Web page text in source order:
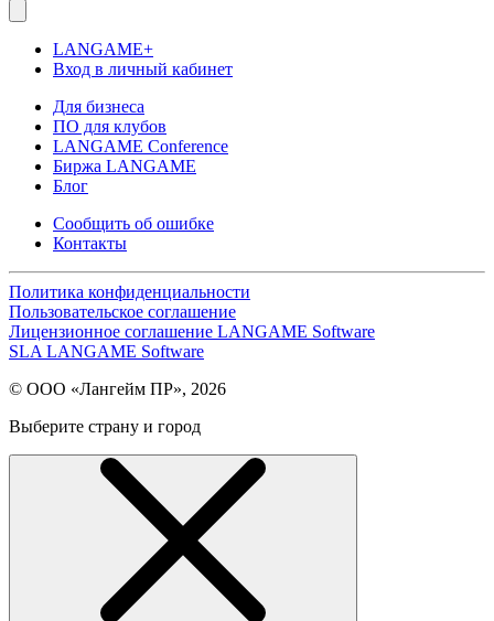
LANGAME+
Вход в личный кабинет
Для бизнеса
ПО для клубов
LANGAME Conference
Биржа LANGAME
Блог
Сообщить об ошибке
Контакты
Политика конфиденциальности
Пользовательское соглашение
Лицензионное соглашение LANGAME Software
SLA LANGAME Software
© ООО «Лангейм ПР», 2026
Выберите страну и город